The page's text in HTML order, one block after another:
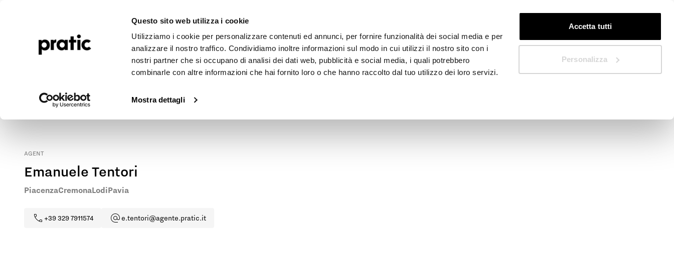
Questo sito web utilizza i cookie
Utilizziamo i cookie per personalizzare contenuti ed annunci, per fornire funzionalità dei social media e per
analizzare il nostro traffico. Condividiamo inoltre informazioni sul modo in cui utilizzi il nostro sito con i
nostri partner che si occupano di analisi dei dati web, pubblicità e social media, i quali potrebbero
combinarle con altre informazioni che hai fornito loro o che hanno raccolto dal tuo utilizzo dei loro servizi.
Mostra dettagli
Accetta tutti
Personalizza
Outdoor-ProjekteJournalUnternehmen
Kontaktieren Sie unseren Vertreter vor Ort, um die nächstgelegene Pratic-Verkaufsstelle in Pavia zu finden.
AGENT
Emanuele Tentori
PiacenzaCremonaLodiPavia
+39 329 7911574 e.tentori@agente.pratic.it